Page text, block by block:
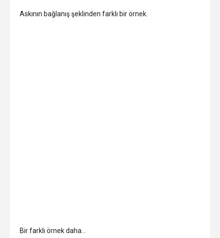
Askının bağlanış şeklinden farklı bir örnek.
Bir farklı örnek daha…